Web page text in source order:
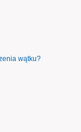
wątku?